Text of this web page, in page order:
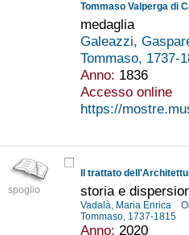
Tommaso Valperga di
medaglia
Galeazzi,
Tommaso, 1737-
Anno: 1836
Accesso online
https://
spoglio
Il trattato
storia e
Vadalà, Maria Enrica
Tommaso, 1737-1815
Anno: 2020